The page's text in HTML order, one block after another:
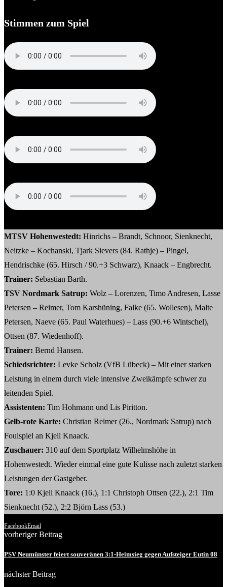
Stimmen zum Spiel
MTSV Hohenwestedt: Hinrichs – Brandt, Schnoor, Sienknecht,
Neitzke – Kochanski, Tjark Sievers (84. Rathje) – Pingel,
Hendrischke (65. Hirsch / 90.+3 Schwarz), Knaack – Engbrecht.
Trainer: Sebastian Barth.
TSV Nordmark Satrup: Wolz – Lorenzen, Timo Andresen, Lasse
Petersen – Reimer, Tom Karshüning, Falke (65. Wollesen), Malte
Petersen, Naeve (65. Paul Waterhues) – Lass (90.+6 Wintschel),
Ottsen (87. Wiedenhoff).
Trainer: Bernd Hansen.
Schiedsrichter: Levke Scholz (VfB Lübeck) – Mit einer starken
Leistung in einem durch viele intensive Zweikämpfe schwer zu
leitenden Spiel.
Assistenten: Tim Hohmann und Lis Piritton.
Gelb-rote Karte: Christian Reimer (26., Nordmark Satrup) nach
Foulspiel an Kjell Knaack.
Zuschauer: 310 auf dem Sportplatz Wilhelmshöhe in
Hohenwestedt. Wieder einmal eine gute Kulisse nach zuletzt starken
Leistungen der Gastgeber.
Tore: 1:0 Kjell Knaack (16.), 1:1 Christoph Ottsen (22.), 2:1 Tim
Sienknecht (52.), 2:2 Björn Lass (53.)
FacebookEmail
vorheriger Beitrag
PSV Neumünster feiert souveränen 3:1-Heimsieg gegen Aufsteiger Eutin 08
nächster Beitrag